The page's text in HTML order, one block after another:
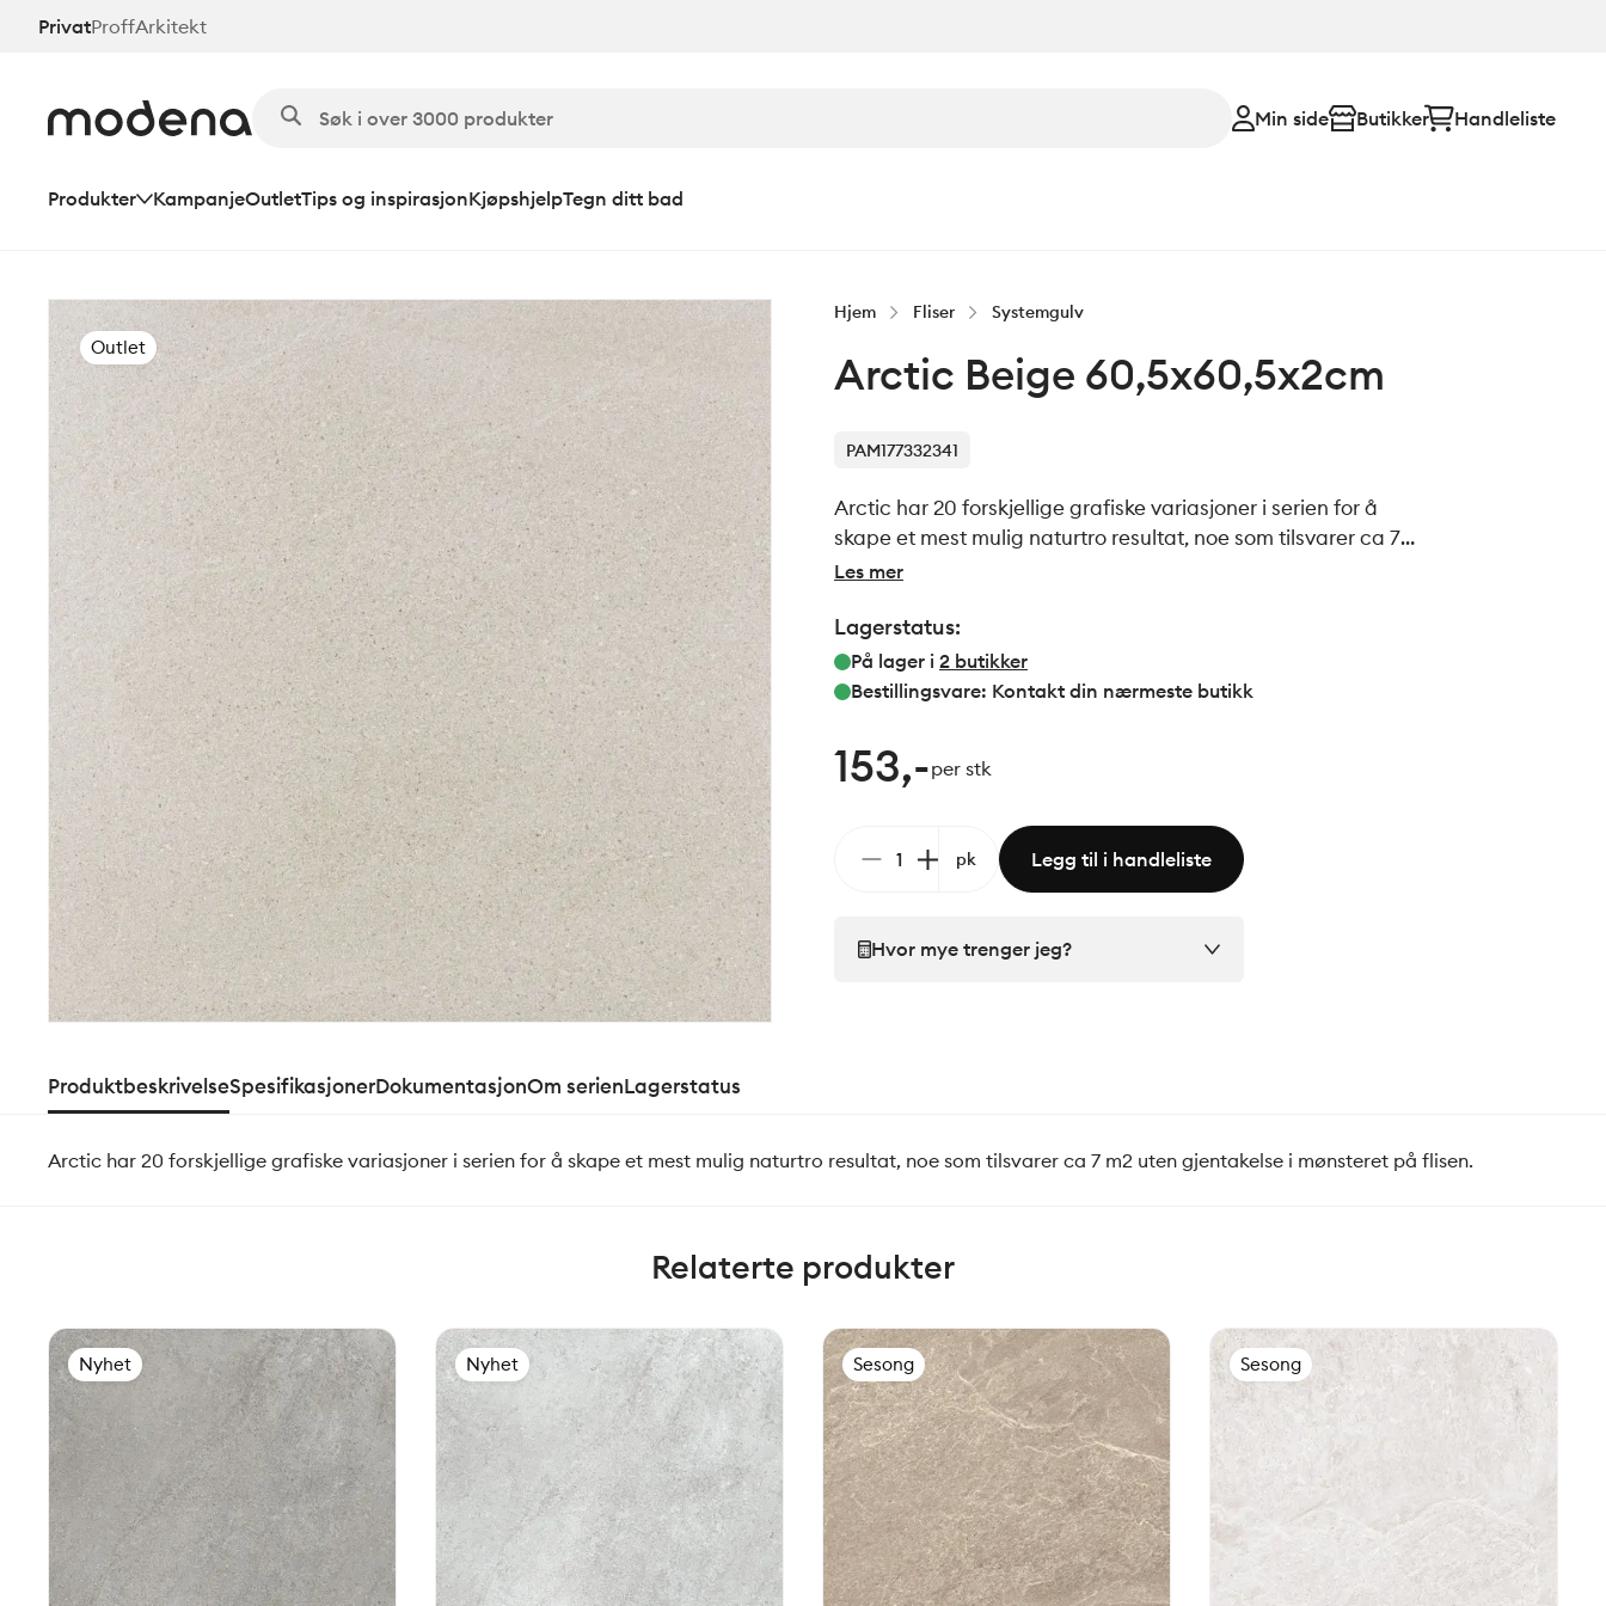
HoppPrivatProffArkitekt
Min side Butikker Handleliste
Produkter KampanjeOutletTips og inspirasjonKjøpshjelpTegn ditt bad
Outlet
Hjem Fliser Systemgulv
Arctic Beige 60,5x60,5x2cm
PAM177332341
Arctic har 20 forskjellige grafiske variasjoner i serien for å
skape et mest mulig naturtro resultat, noe som tilsvarer ca 7
m2 uten gjentakelse i mønsteret på flisen.
Les mer
Lagerstatus:
På lager i 2 butikker
Bestillingsvare: Kontakt din nærmeste butikk
153,-per stk
pk Legg til i handleliste
Hvor mye trenger jeg?
ProduktbeskrivelseSpesifikasjonerDokumentasjonOm serienLagerstatus
Arctic har 20 forskjellige grafiske variasjoner i serien for å skape et mest mulig naturtro resultat, noe som tilsvarer ca 7 m2 uten gjentakelse i mønsteret på flisen.
Relaterte produkter
Nyhet Nyhet Sesong Sesong